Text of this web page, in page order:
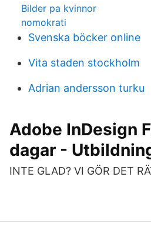
Bilder pa kvinnor
nomokrati
Svenska böcker online
Vita staden stockholm
Adrian andersson turku
Adobe InDesign
dagar -
INTE GLAD? VI GÖR DET